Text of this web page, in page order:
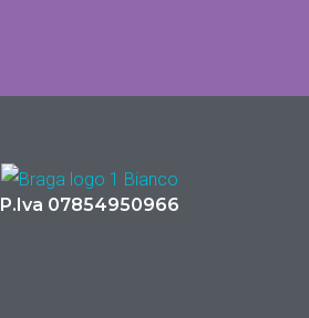
P.Iva 07854950966